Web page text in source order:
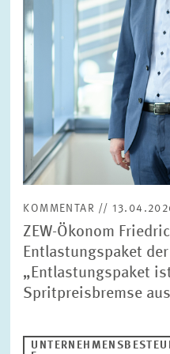
KOMMENTAR //
ZEW-Ökonom
Entlastungspaket
„Entlastungspaket
Spritpreisbremse